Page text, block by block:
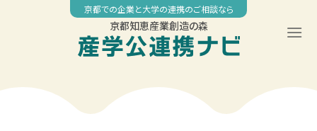
京都での企業と大学の連携のご相談なら
京都知恵産業創造の森